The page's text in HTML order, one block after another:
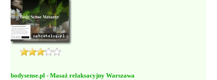
bodysense.pl - Masaż relaksacyjny Warszawa